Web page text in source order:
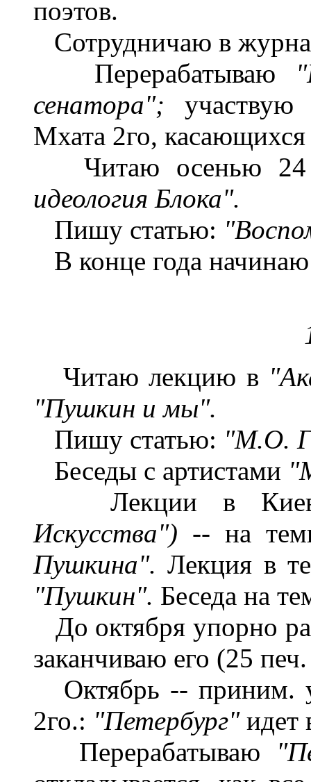
поэтов.
Сотрудничаю в
Перерабатываю
сенатора";
Мхата 2го,
Читаю осенью 24
идеология Блока".
Пишу статью:
В конце года
Читаю лекцию в
"Пушкин и мы".
Пишу статью: "М.О.
Беседы с артистами
Лекции в
Искусства") -- на
Пушкина".Лекция в
"Пушкин". Беседа на
До октября упорно
заканчиваю его (25
Октябрь -- приним.
2го.: "Петербург" идет
Перерабатываю